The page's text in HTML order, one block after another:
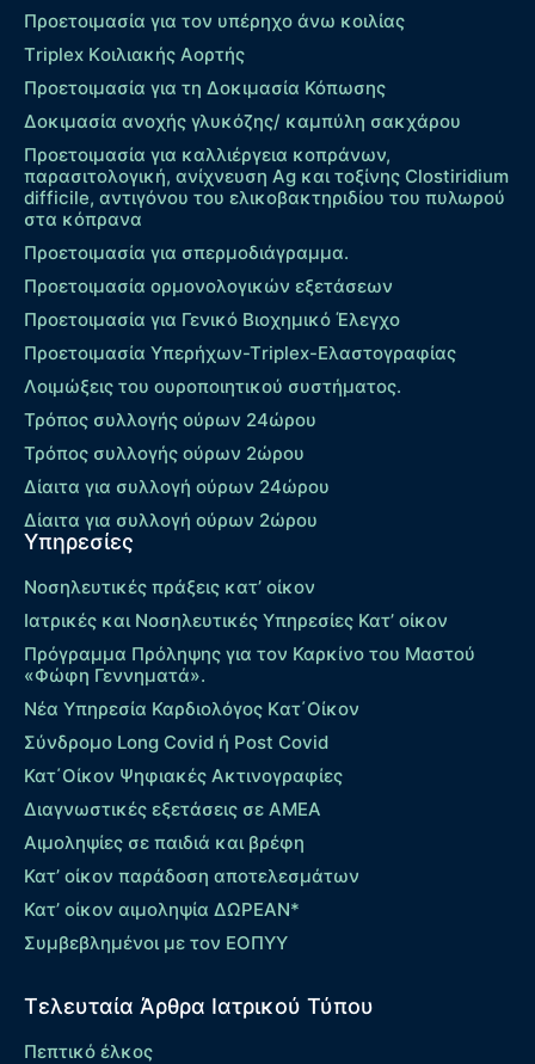
Προετοιμασία για τον υπέρηχο άνω κοιλίας
Τriplex Kοιλιακής Αορτής
Προετοιμασία για τη Δοκιμασία Κόπωσης
Δοκιμασία ανοχής γλυκόζης/ καμπύλη σακχάρου
Προετοιμασία για καλλιέργεια κοπράνων,
παρασιτολογική, ανίχνευση Ag και τοξίνης Clostiridium
difficile, αντιγόνου του ελικοβακτηριδίου του πυλωρού
στα κόπρανα
Προετοιμασία για σπερμοδιάγραμμα.
Προετοιμασία ορμονολογικών εξετάσεων
Προετοιμασία για Γενικό Βιοχημικό Έλεγχο
Προετοιμασία Υπερήχων-Τriplex-Ελαστογραφίας
Λοιμώξεις του ουροποιητικού συστήματος.
Τρόπος συλλογής ούρων 24ώρου
Τρόπος συλλογής ούρων 2ώρου
Δίαιτα για συλλογή ούρων 24ώρου
Δίαιτα για συλλογή ούρων 2ώρου
Υπηρεσίες
Νοσηλευτικές πράξεις κατ’ οίκον
Ιατρικές και Νοσηλευτικές Υπηρεσίες Κατ’ οίκον
Πρόγραμμα Πρόληψης για τον Καρκίνο του Μαστού
«Φώφη Γεννηματά».
Νέα Υπηρεσία Καρδιολόγος Kατ΄Οίκον
Σύνδρομο Long Covid ή Post Covid
Κατ΄Οίκον Ψηφιακές Ακτινογραφίες
Διαγνωστικές εξετάσεις σε ΑΜΕΑ
Αιμοληψίες σε παιδιά και βρέφη
Κατ’ οίκον παράδοση αποτελεσμάτων
Κατ’ οίκον αιμοληψία ΔΩΡΕΑΝ*
Συμβεβλημένοι με τον ΕΟΠΥΥ
Τελευταία Άρθρα Ιατρικού Τύπου
Πεπτικό έλκος